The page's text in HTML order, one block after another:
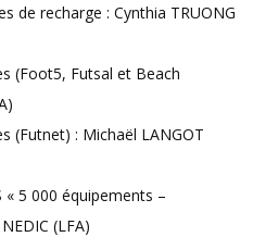
de recharge : Cynthia TRUONG
(Foot5, Futsal et Beach
(Futnet) : Michaël LANGOT
« 5 000 équipements –
(LFA)